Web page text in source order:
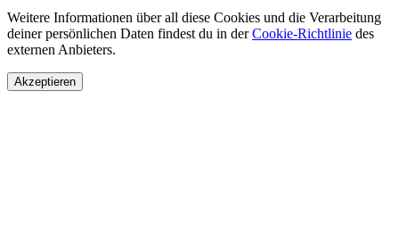
Weitere Informationen über all diese Cookies und die Verarbeitung
deiner persönlichen Daten findest du in derCookie-Richtlinie des
externen Anbieters.
Akzeptieren